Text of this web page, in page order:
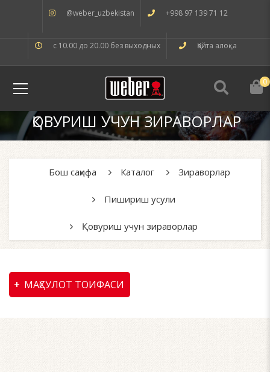
@weber_uzbekistan +998 97 139 71 12
с 10.00 до 20.00 без выходных Қайта алоқа
0
ҚОВУРИШ УЧУН ЗИРАВОРЛАР
Бош саҳифа Каталог Зираворлар
Пишириш усули
Қовуриш учун зираворлар
МАҲСУЛОТ ТОИФАСИ